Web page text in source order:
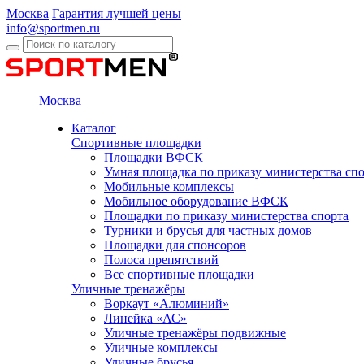
Москва Гарантия лучшей цены
info@sportmen.ru
Москва
Каталог
Спортивные площадки
Площадки ВФСК
Умная площадка по приказу министерства
Мобильные комплексы
Мобильное оборудование ВФСК
Площадки по приказу министерства спорта
Турники и брусья для частных домов
Площадки для спонсоров
Полоса препятствий
Все спортивные площадки
Уличные тренажёры
Воркаут «Алюминий»
Линейка «АС»
Уличные тренажёры подвижные
Уличные комплексы